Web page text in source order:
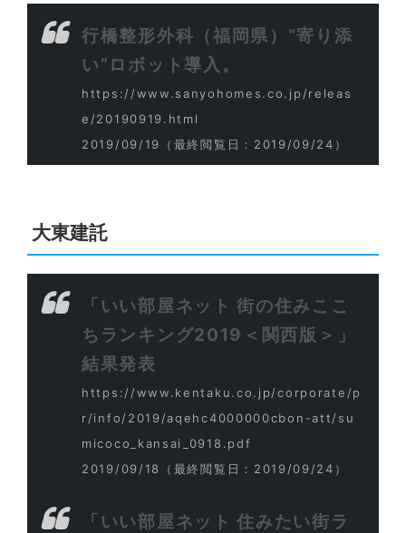
行橋整形外科（福岡県）“寄り添
い”ロボット導入。
https://www.sanyohomes.co.jp/releas
e/20190919.html
2019/09/19
（最終閲覧日：2019/09/24）
大東建託
「いい部屋ネット 街の住みここ
ちランキング2019＜関西版＞」
結果発表
https://www.kentaku.co.jp/corporate/p
r/info/2019/aqehc4000000cbon-att/su
micoco_kansai_0918.pdf
2019/09/18
（最終閲覧日：2019/09/24）
「いい部屋ネット 住みたい街ラ